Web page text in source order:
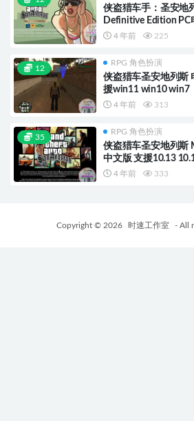
侠盗猎车手：圣安地
Definitive Edition
win10
4 年前 225
12
RPG 角色扮演
侠盗猎车圣安地列斯
援win11 win10 win7
4 年前 313
35
RPG 角色扮演
侠盗猎车圣安地列斯
中文版 支援10.13
APPLE CPU
4 年前 333
Copyright © 2026 时速工作室 - All